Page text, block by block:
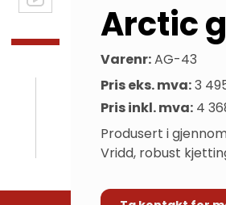
Arctic
Varenr:AG-43
Pris eks. mva:3
Pris inkl. mva: 4
Produsert i
Vridd, robust